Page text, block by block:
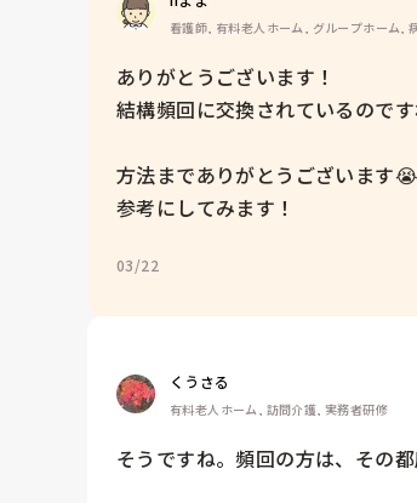
看護師, 有料老人ホーム, グループホーム,
ありがとうございます！
結構頻回に交換されているので
方法までありがとうございます😭
参考にしてみます！
03/22
くうさる
有料老人ホーム, 訪問介護, 実務者研修
そうですね。頻回の方は、その都